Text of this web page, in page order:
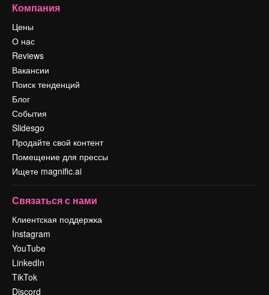
Компания
Цены
О нас
Reviews
Вакансии
Поиск тенденций
Блог
События
Slidesgo
Продайте свой контент
Помещение для прессы
Ищете magnific.ai
Связаться с нами
Клиентская поддержка
Instagram
YouTube
LinkedIn
TikTok
Discord